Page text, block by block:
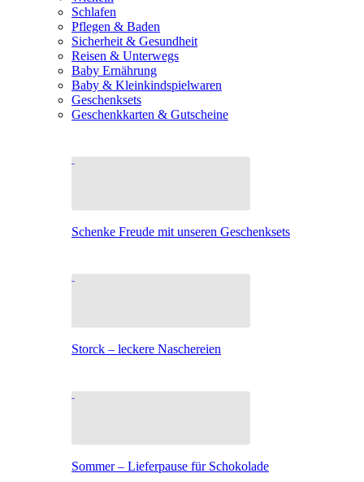
Schlafen
Pflegen & Baden
Sicherheit & Gesundheit
Reisen & Unterwegs
Baby Ernährung
Baby & Kleinkindspielwaren
Geschenksets
Geschenkkarten & Gutscheine
Schenke Freude mit unseren Geschenksets
Storck – leckere Naschereien
Sommer – Lieferpause für Schokolade